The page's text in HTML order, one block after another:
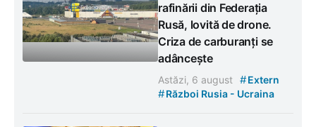
rafinării din Federația
Rusă, lovită de drone.
Criza de carburanți se
adâncește
Astăzi, 6 august #Extern
#Război Rusia - Ucraina